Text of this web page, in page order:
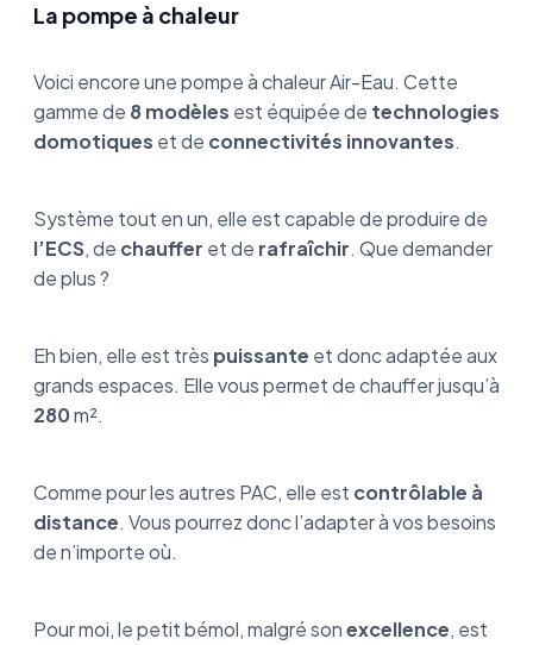
La pompe à chaleur
Voici encore une pompe à chaleur Air-Eau. Cette
gamme de 8 modèles est équipée de technologies
domotiques et de connectivités innovantes.
Système tout en un, elle est capable de produire de
l’ECS, de chauffer et de rafraîchir. Que demander
de plus ?
Eh bien, elle est très puissante et donc adaptée aux
grands espaces. Elle vous permet de chauffer jusqu’à
280m².
Comme pour les autres PAC, elle est contrôlable à
distance. Vous pourrez donc l’adapter à vos besoins
de n’importe où.
Pour moi, le petit bémol, malgré sonexcellence, est